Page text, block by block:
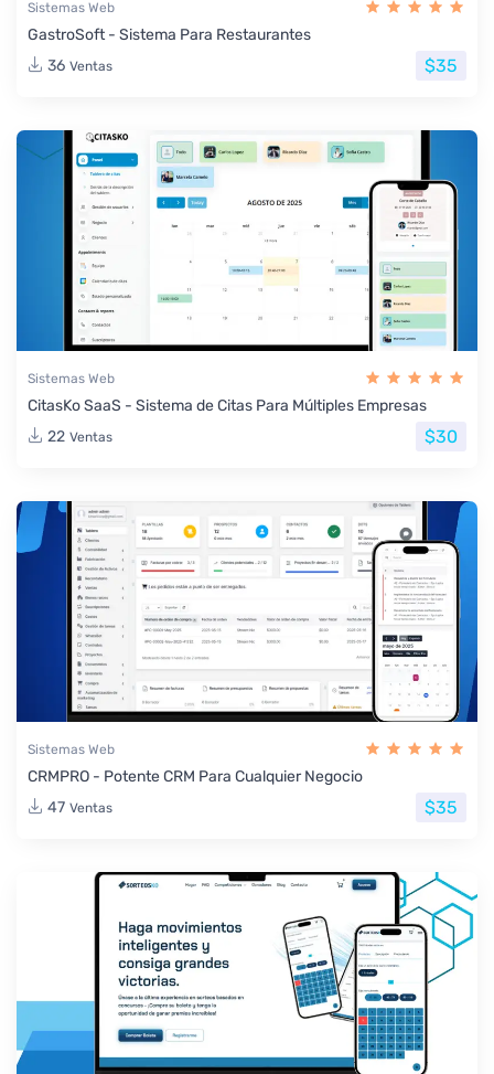
Sistemas Web
GastroSoft - Sistema Para Restaurantes
36 Ventas $35
Sistemas Web
CitasKo SaaS - Sistema de Citas Para Múltiples Empresas
22 Ventas $30
Sistemas Web
CRMPRO - Potente CRM Para Cualquier Negocio
47 Ventas $35